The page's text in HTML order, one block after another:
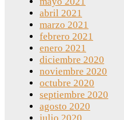
abril 2021
marzo 2021
febrero 2021
enero 2021
diciembre 2020
noviembre 2020
octubre 2020
septiembre 2020
agosto 2020
julio 2020